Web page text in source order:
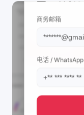
商务邮箱
电话 / WhatsApp